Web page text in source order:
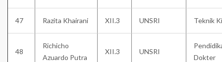
47 Razita Khairani XII.3 UNSRI Teknik
48
Richicho
Azuardo Putra
XII.3 UNSRI
Dokter